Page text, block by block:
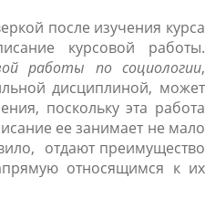
после изучения курса
курсовой работы.
работы по социологии,
дисциплиной, может
поскольку эта работа
ее занимает не мало
отдают преимущество
относящимся к их